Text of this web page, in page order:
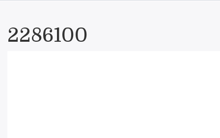
2286100